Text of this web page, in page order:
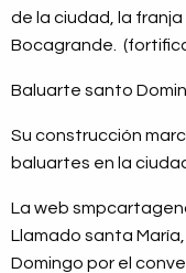
de la ciudad, la
Bocagrande.
Baluarte santo
Su construcción
baluartes en la
La web
Llamado santa
Domingo por el